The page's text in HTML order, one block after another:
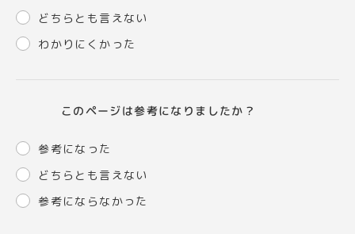
どちらとも言えない
わかりにくかった
このページは参考になりましたか？
参考になった
どちらとも言えない
参考にならなかった